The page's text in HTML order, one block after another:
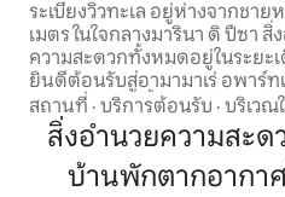
ใจกลางเมือง - 4 ที่นั่ง
ระเบียงวิวทะเล อยู่ห่างจากชาย
เมตร ในใจกลางมารินา ดิ ปีซา สิ่
ความสะดวกทั้งหมดอยู่ในระยะ
ยินดีต้อนรับสู่อามามาเร่ อพาร์ท
ขวางและสว่างตั้งอยู่ใจกลางมารี
ห่างจากทะเลเพียง 150 เมตร ทำ
อย่างยิ่ง: อยู่ใจกลางเมือง ห่างจ
มาร์เก็ต ร้านอาหาร ร้านค้า ร้า
สถานที่ · บริการต้อนรับ · บริเวณ
สิ่งอำนวยความสะ
บ้านพักตากอากา